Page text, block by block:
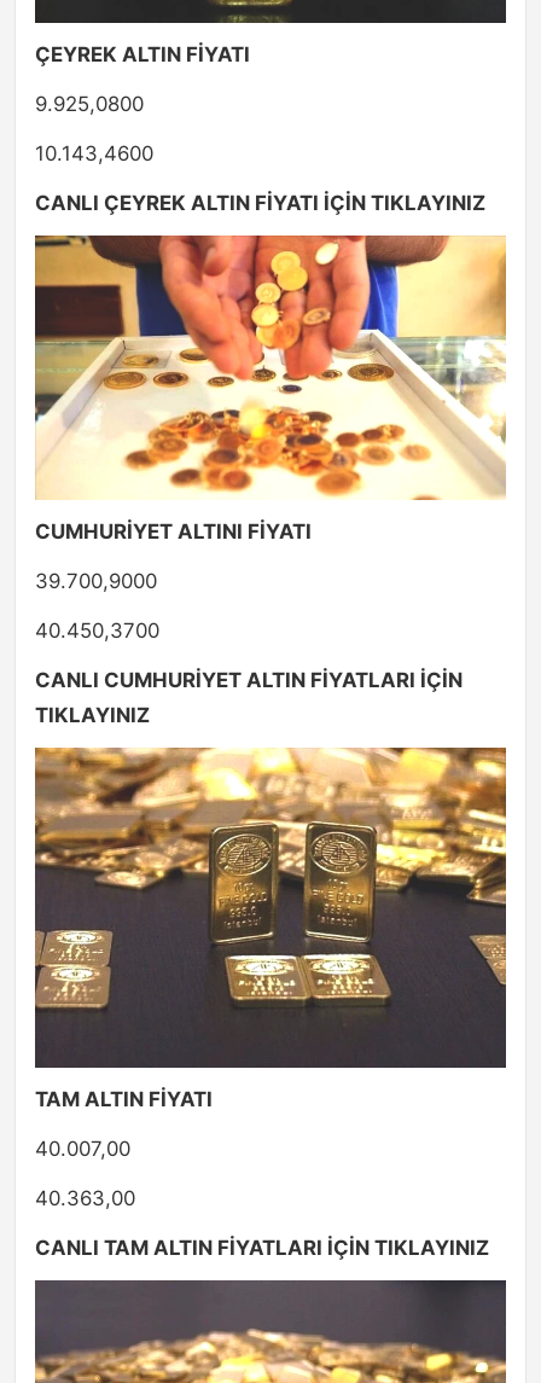
ÇEYREK ALTIN FİYATI
9.925,0800
10.143,4600
CANLI ÇEYREK ALTIN FİYATI İÇİN TIKLAYINIZ
CUMHURİYET ALTINI FİYATI
39.700,9000
40.450,3700
CANLI CUMHURİYET ALTIN FİYATLARI İÇİN
TIKLAYINIZ
TAM ALTIN FİYATI
40.007,00
40.363,00
CANLI TAM ALTIN FİYATLARI İÇİN TIKLAYINIZ